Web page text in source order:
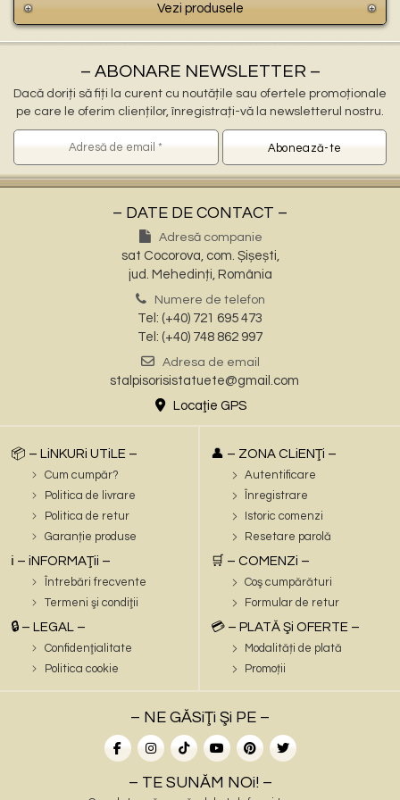
Vezi produsele
– ABONARE NEWSLETTER –
Dacă doriți să fiți la curent cu noutățile sau ofertele promoționale
pe care le oferim clienților, înregistrați-vă la newsletterul nostru.
– DATE DE CONTACT –
Adresă companie
sat Cocorova, com. Șișești,
jud. Mehedinți, România
Numere de telefon
Tel: (+40) 721 695 473
Tel: (+40) 748 862 997
Adresa de email
stalpisorisistatuete@gmail.com
Locaţie GPS
📦 – LiNKURi UTiLE –
Cum cumpăr?
Politica de livrare
Politica de retur
Garanție produse
ℹ️ – iNFORMAŢii –
Întrebări frecvente
Termeni şi condiţii
🔒 – LEGAL –
Confidenţialitate
Politica cookie
👤 – ZONA CLiENŢi –
Autentificare
Înregistrare
Istoric comenzi
Resetare parolă
🛒 – COMENZi –
Coş cumpărături
Formular de retur
💳 – PLATĂ Şi OFERTE –
Modalități de plată
Promoții
– NE GĂSiŢi Şi PE –
– TE SUNĂM NOi! –